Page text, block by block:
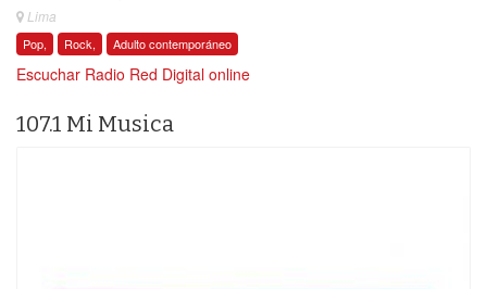
Lima
Pop, Rock, Adulto contemporáneo
Escuchar Radio Red Digital online
107.1 Mi Musica